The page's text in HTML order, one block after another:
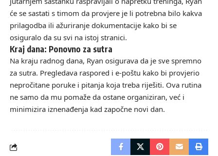
će se sastati s timom da provjere je li potrebna bilo kakva
prilagodba ili ažuriranje dokumentacije kako bi se
osiguralo da su svi na istoj stranici.
Kraj dana: Ponovno za sutra
Na kraju radnog dana, Ryan osigurava da je sve spremno
za sutra. Pregledava raspored i e-poštu kako bi provjerio
nepročitane poruke i pitanja koja treba riješiti. Ova rutina
ne samo da mu pomaže da ostane organiziran, već i
minimizira iznenađenja kad započne novi dan.